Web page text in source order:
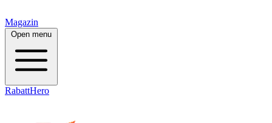
Magazin
Open menu
RabattHero